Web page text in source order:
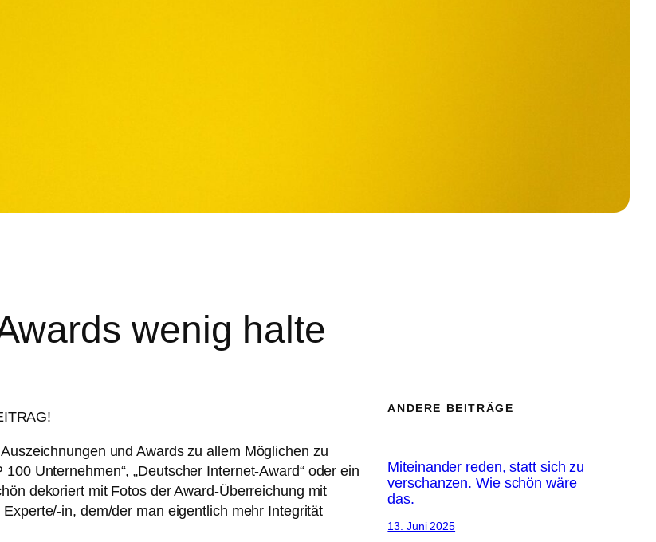
wenig halte
und Awards zu allem Möglichen zu
Unternehmen“, „Deutscher Internet-Award“ oder ein
dekoriert mit Fotos der Award-Überreichung mit
in, dem/der man eigentlich mehr Integrität
ANDERE BEITRÄGE
Miteinander reden, statt sich zu
verschanzen. Wie schön wäre
das.
13. Juni 2025